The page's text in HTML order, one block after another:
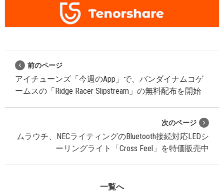
前のページ
アイチューンズ「今週のApp」で、バンダイナムコゲ
ームスの「Ridge Racer Slipstream」の無料配布を開始
次のページ
ムラウチ、NECライティングのBluetooth接続対応LEDシ
ーリングライト「Cross Feel」を特価販売中
一覧へ